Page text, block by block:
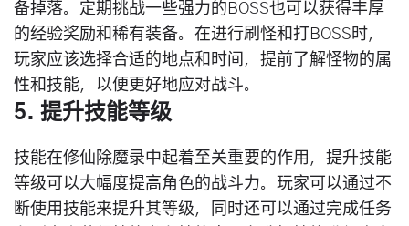
备掉落。定期挑战一些强力的BOSS也可以获得丰厚
的经验奖励和稀有装备。在进行刷怪和打BOSS时，
玩家应该选择合适的地点和时间，提前了解怪物的属
性和技能，以便更好地应对战斗。
5. 提升技能等级
技能在修仙除魔录中起着至关重要的作用，提升技能
等级可以大幅度提高角色的战斗力。玩家可以通过不
断使用技能来提升其等级，同时还可以通过完成任务